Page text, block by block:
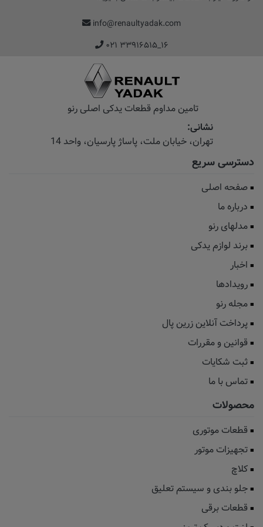
info@renaultyadak.com
۰۲۱ ۳۳۹۱۶۵۱۵_۱۶
تامین مداوم قطعات یدکی اصلی رنو
نشانی:
تهران، خیابان‌ ملت، پاساژ‌ پارسیان، واحد 14
دسترسی سریع
صفحه اصلی
درباره ما
مدلهای رنو
برند لوازم یدکی
اخبار
رویدادها
مجله رنو
پرداخت آنلاین زرین پال
قوانین و مقررات
ثبت شکایات
تماس با ما
محصولات
قطعات موتوری
تجهیزات موتور
کلاچ
جلو بندی و سیستم تعلیق
قطعات برقی